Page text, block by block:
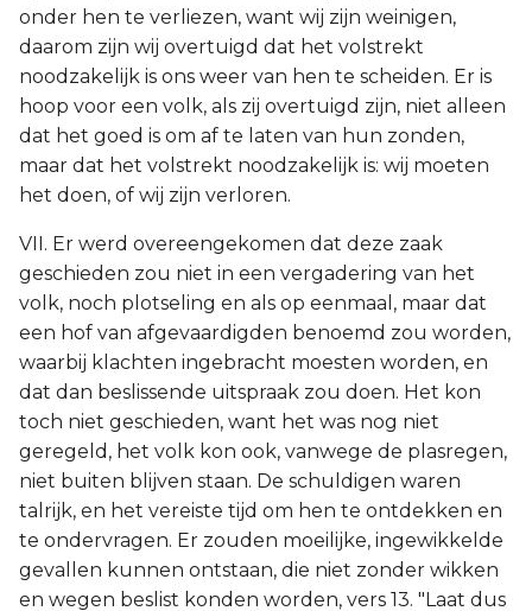
onder hen te verliezen, want wij zijn weinigen,
daarom zijn wij overtuigd dat het volstrekt
noodzakelijk is ons weer van hen te scheiden. Er is
hoop voor een volk, als zij overtuigd zijn, niet alleen
dat het goed is om af te laten van hun zonden,
maar dat het volstrekt noodzakelijk is: wij moeten
het doen, of wij zijn verloren.
VII. Er werd overeengekomen dat deze zaak
geschieden zou niet in een vergadering van het
volk, noch plotseling en als op eenmaal, maar dat
een hof van afgevaardigden benoemd zou worden,
waarbij klachten ingebracht moesten worden, en
dat dan beslissende uitspraak zou doen. Het kon
toch niet geschieden, want het was nog niet
geregeld, het volk kon ook, vanwege de plasregen,
niet buiten blijven staan. De schuldigen waren
talrijk, en het vereiste tijd om hen te ontdekken en
te ondervragen. Er zouden moeilijke, ingewikkelde
gevallen kunnen ontstaan, die niet zonder wikken
en wegen beslist konden worden, vers 13. "Laat dus